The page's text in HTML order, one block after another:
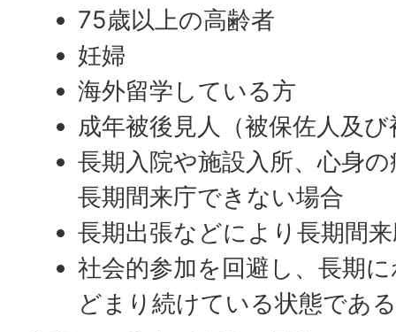
75歳以上の高齢者
妊婦
海外留学している方
成年被後見人（被保佐人及
長期入院や施設入所、心身
長期間来庁できない場合
長期出張などにより長期間
社会的参加を回避し、長期
どまり続けている状態であ